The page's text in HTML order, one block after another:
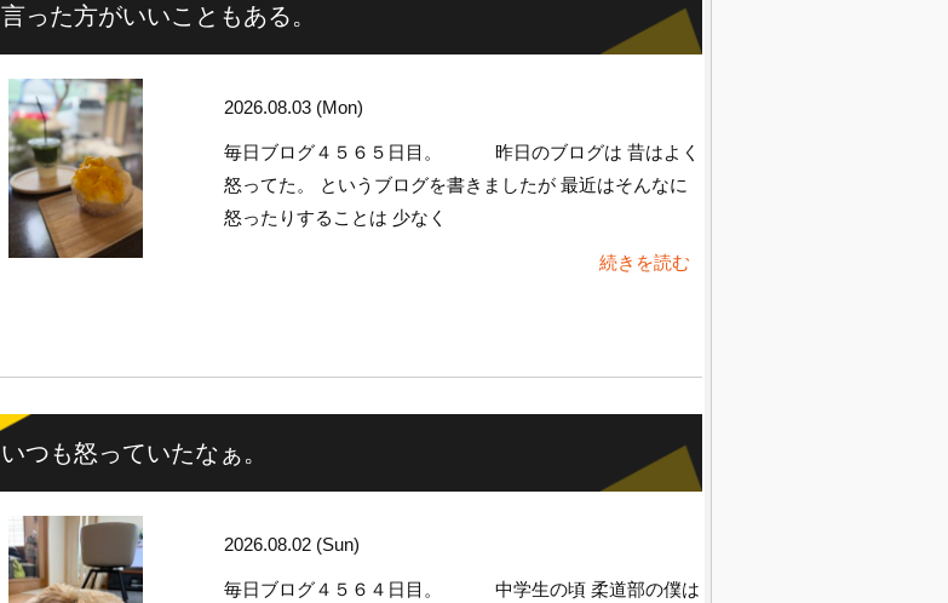
言った方がいいこともある。
2026.08.03 (Mon)
毎日ブログ４５６５日目。 昨日のブログは 昔はよく
怒ってた。 というブログを書きましたが 最近はそんなに
怒ったりすることは 少なく
続きを読む
いつも怒っていたなぁ。
2026.08.02 (Sun)
毎日ブログ４５６４日目。 中学生の頃 柔道部の僕は